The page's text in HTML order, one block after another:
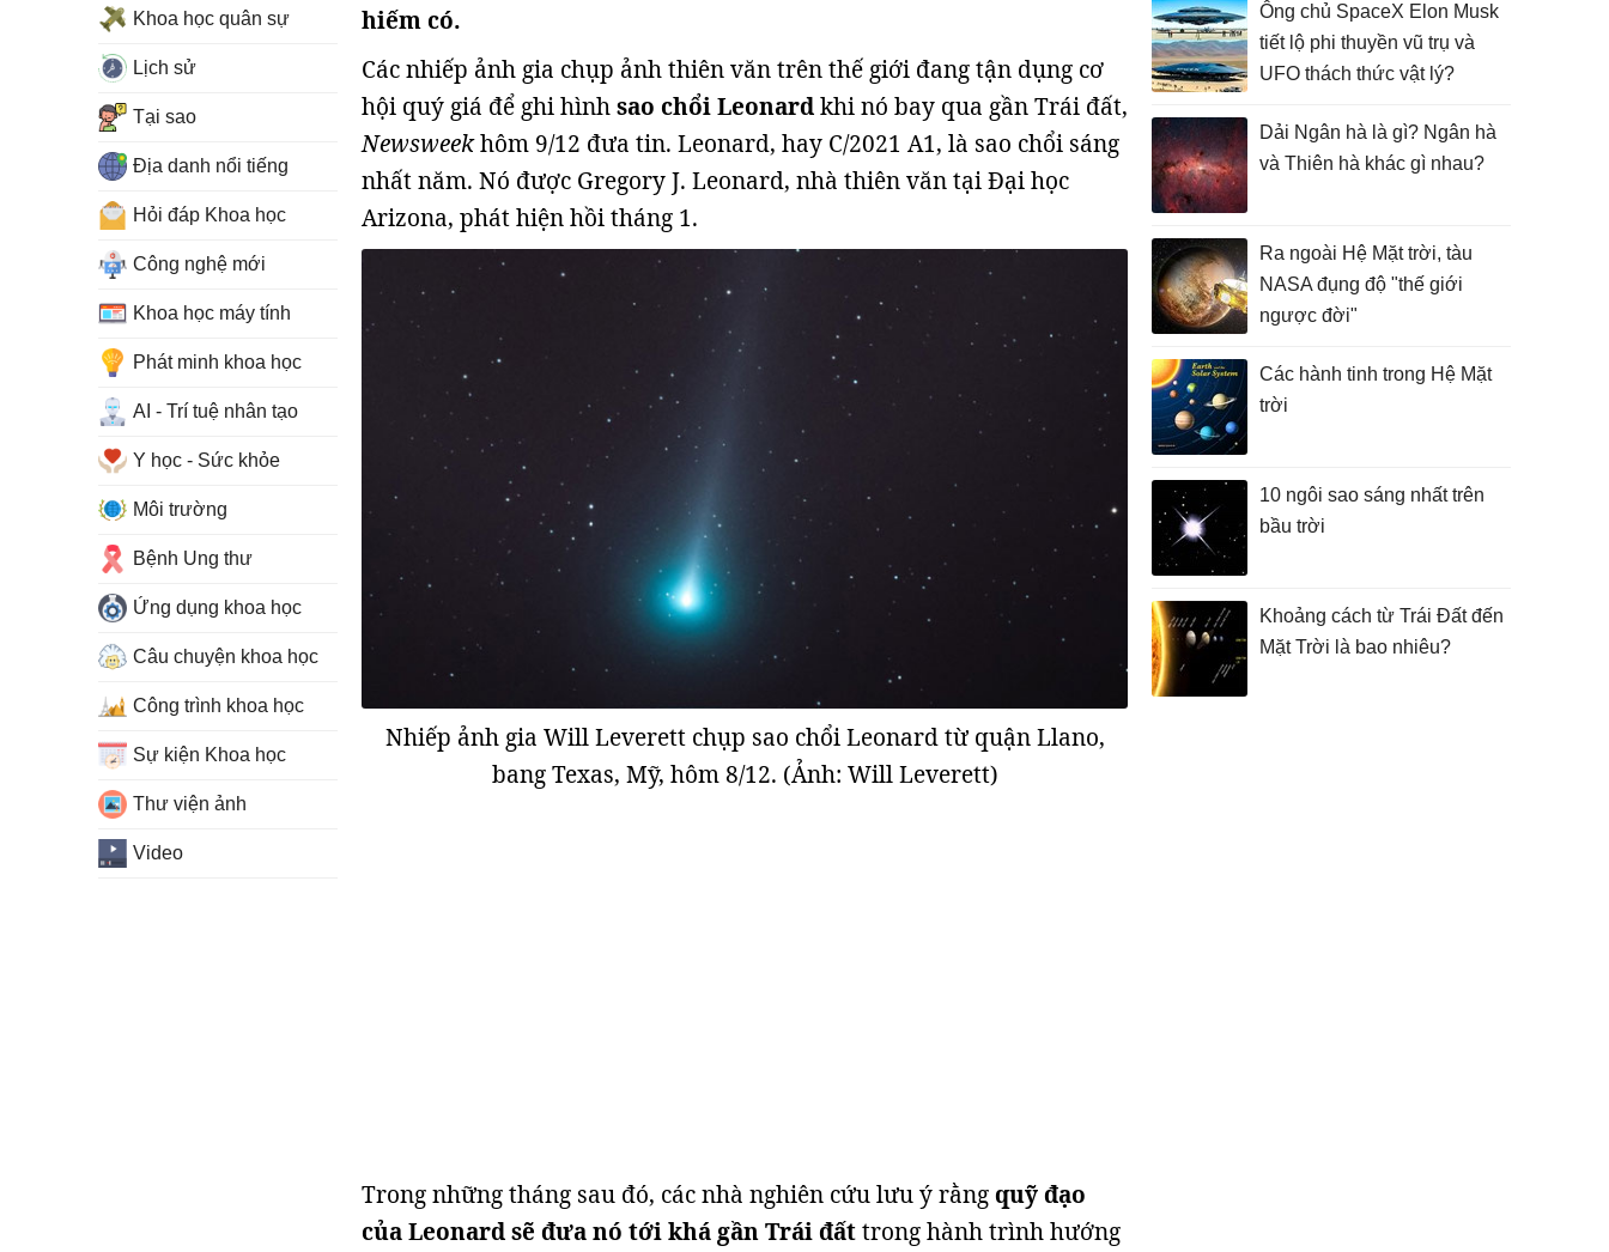
hiếm có.
Các nhiếp ảnh gia chụp ảnh thiên văn trên thế giới đang tận dụng cơ
hội quý giá để ghi hìnhsao chổi Leonardkhi nó bay qua gần Trái đất,
Newsweekhôm 9/12 đưa tin. Leonard, hay C/2021 A1, là sao chổi sáng
nhất năm. Nó được Gregory J. Leonard, nhà thiên văn tại Đại học
Arizona, phát hiện hồi tháng 1.
Nhiếp ảnh gia Will Leverett chụp sao chổi Leonard từ quận Llano,
bang Texas, Mỹ, hôm 8/12. (Ảnh: Will Leverett)
Trong những tháng sau đó, các nhà nghiên cứu lưu ý rằngquỹ đạo
của Leonard sẽ đưa nó tới khá gần Trái đấttrong hành trình hướng
Ông chủ SpaceX Elon Musk
tiết lộ phi thuyền vũ trụ và
UFO thách thức vật lý?
Dải Ngân hà là gì? Ngân hà
và Thiên hà khác gì nhau?
Ra ngoài Hệ Mặt trời, tàu
NASA đụng độ "thế giới
ngược đời"
Các hành tinh trong Hệ Mặt
trời
10 ngôi sao sáng nhất trên
bầu trời
Khoảng cách từ Trái Đất đến
Mặt Trời là bao nhiêu?
Khoa học quân sự
Lịch sử
Tại sao
Địa danh nổi tiếng
Hỏi đáp Khoa học
Công nghệ mới
Khoa học máy tính
Phát minh khoa học
AI - Trí tuệ nhân tạo
Y học - Sức khỏe
Môi trường
Bệnh Ung thư
Ứng dụng khoa học
Câu chuyện khoa học
Công trình khoa học
Sự kiện Khoa học
Thư viện ảnh
Video